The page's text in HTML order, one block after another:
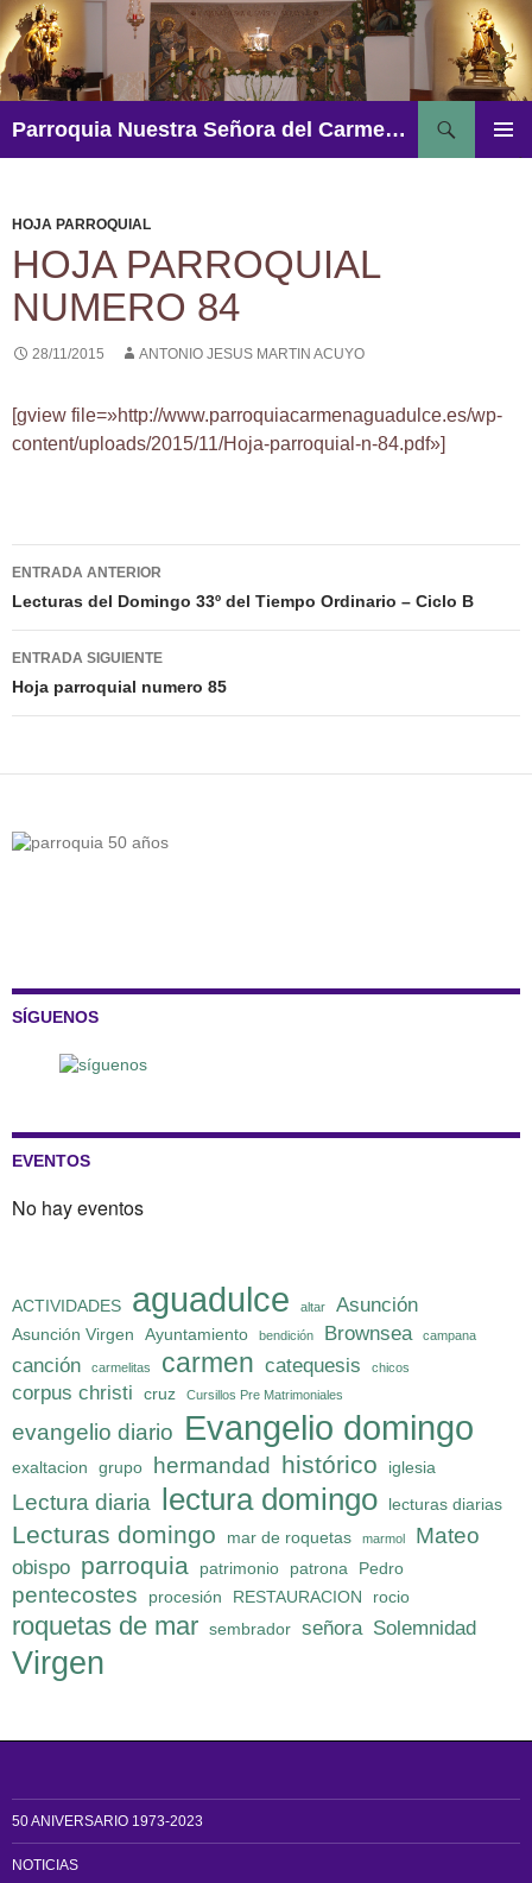
Saltar
al
contenido
Parroquia Nuestra Señora del Carmen – Aguadulce
HOJA PARROQUIAL
HOJA PARROQUIAL
NUMERO 84
28/11/2015 ANTONIO JESUS MARTIN ACUYO
[gview file=»http://www.parroquiacarmenaguadulce.es/wp-
content/uploads/2015/11/Hoja-parroquial-n-84.pdf»]
Navegación
de
entradas
ENTRADA ANTERIOR
Lecturas del Domingo 33º del Tiempo Ordinario – Ciclo B
ENTRADA SIGUIENTE
Hoja parroquial numero 85
SÍGUENOS
EVENTOS
No hay eventos
ACTIVIDADES aguadulce altar Asunción
Asunción Virgen Ayuntamiento bendición Brownsea campana
canción carmelitas carmen catequesis chicos
corpus christi cruz Cursillos Pre Matrimoniales
evangelio diario Evangelio domingo
exaltacion grupo hermandad histórico iglesia
Lectura diaria lectura domingo lecturas diarias
Lecturas domingo mar de roquetas marmol Mateo
obispo parroquia patrimonio patrona Pedro
pentecostes procesión RESTAURACION rocio
roquetas de mar sembrador señora Solemnidad
Virgen
50 ANIVERSARIO 1973-2023
NOTICIAS